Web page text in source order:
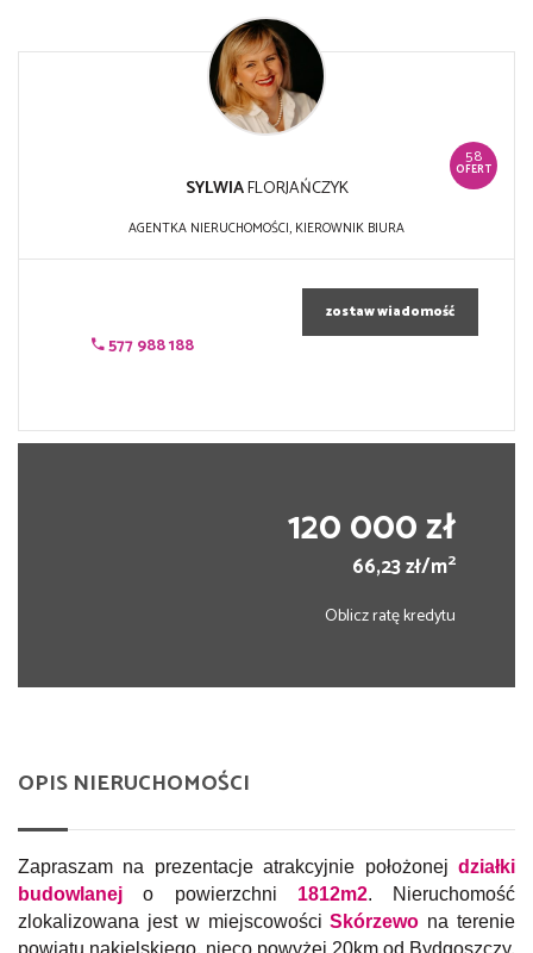
58
OFERT
SYLWIAFLORJAŃCZYK
AGENTKA NIERUCHOMOŚCI, KIEROWNIK BIURA
577 988 188
zostaw wiadomość
120 000 zł
66,23 zł/m2
Oblicz ratę kredytu
OPIS NIERUCHOMOŚCI
Zapraszam na prezentacje atrakcyjnie położonej działki
budowlanej o powierzchni 1812m2. Nieruchomość
zlokalizowana jest w miejscowościSkórzewo na terenie
powiatu nakielskiego, nieco powyżej 20km od Bydgoszczy.